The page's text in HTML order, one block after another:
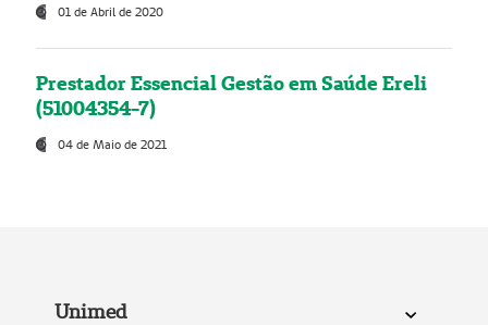
01 de Abril de 2020
Prestador Essencial Gestão em Saúde Ereli
(51004354-7)
04 de Maio de 2021
Unimed